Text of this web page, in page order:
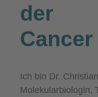
der
Ich bin Dr.
Molekularbiologin,